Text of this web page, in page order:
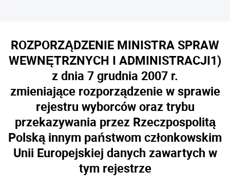
ROZPORZĄDZENIE MINISTRA SPRAW
WEWNĘTRZNYCH I ADMINISTRACJI1)
z dnia 7 grudnia 2007 r.
zmieniające rozporządzenie w sprawie
rejestru wyborców oraz trybu
przekazywania przez Rzeczpospolitą
Polską innym państwom członkowskim
Unii Europejskiej danych zawartych w
tym rejestrze